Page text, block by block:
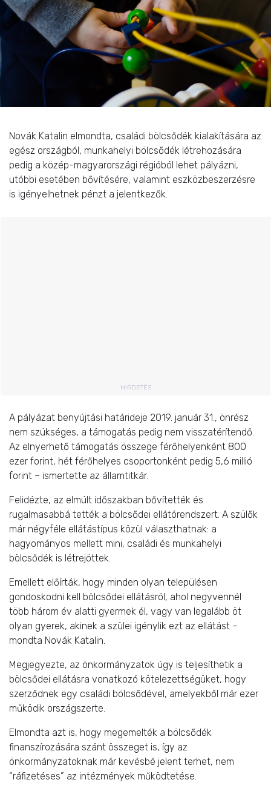
Novák Katalin elmondta, családi bölcsődék kialakítására az
egész országból, munkahelyi bölcsődék létrehozására
pedig a közép-magyarországi régióból lehet pályázni,
utóbbi esetében bővítésére, valamint eszközbeszerzésre
is igényelhetnek pénzt a jelentkezők.
HIRDETÉS
A pályázat benyújtási határideje 2019. január 31., önrész
nem szükséges, a támogatás pedig nem visszatérítendő.
Az elnyerhető támogatás összege férőhelyenként 800
ezer forint, hét férőhelyes csoportonként pedig 5,6 millió
forint – ismertette az államtitkár.
Felidézte, az elmúlt időszakban bővítették és
rugalmasabbá tették a bölcsődei ellátórendszert. A szülők
már négyféle ellátástípus közül választhatnak: a
hagyományos mellett mini, családi és munkahelyi
bölcsődék is létrejöttek.
Emellett előírták, hogy minden olyan településen
gondoskodni kell bölcsődei ellátásról, ahol negyvennél
több három év alatti gyermek él, vagy van legalább öt
olyan gyerek, akinek a szülei igénylik ezt az ellátást –
mondta Novák Katalin.
Megjegyezte, az önkormányzatok úgy is teljesíthetik a
bölcsődei ellátásra vonatkozó kötelezettségüket, hogy
szerződnek egy családi bölcsődével, amelyekből már ezer
működik országszerte.
Elmondta azt is, hogy megemelték a bölcsődék
finanszírozására szánt összeget is, így az
önkormányzatoknak már kevésbé jelent terhet, nem
“ráfizetéses” az intézmények működtetése.